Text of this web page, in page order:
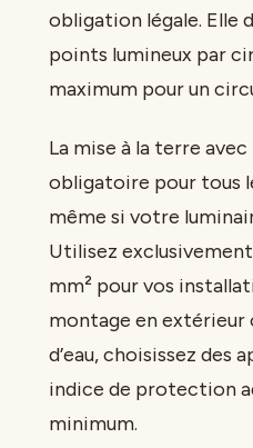
obligation légale. Elle
points lumineux par
maximum pour un
La mise à la terre
obligatoire pour tous
même si votre
Utilisez
mm² pour vos
montage en extérieur
d’eau, choisissez des
indice de protection
minimum.